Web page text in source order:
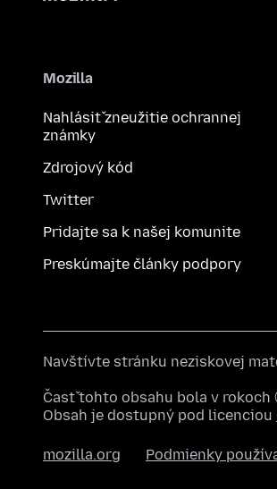
Mozilla
Nahlásiť zneužitie ochrannej
známky
Zdrojový kód
Twitter
Pridajte sa k našej komunite
Preskúmajte články podpory
Navštívte stránku neziskovej
Časť tohto obsahu bola v
Obsah je dostupný pod licenciou
mozilla.org Podmienky